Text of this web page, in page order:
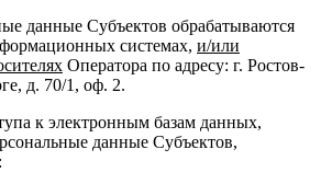
данные Субъектов обрабатываются
системах, и/или
Оператора по адресу: г. Ростов-
д. 70/1, оф. 2.
к электронным базам данных,
данные Субъектов,